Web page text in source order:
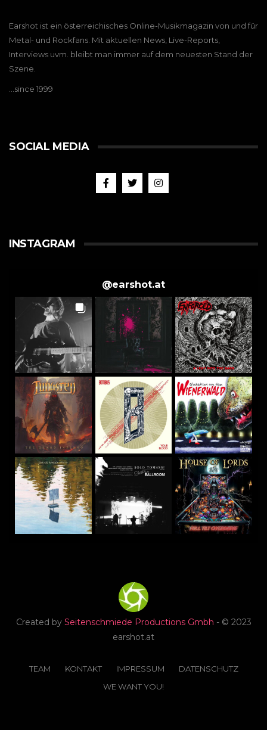
Earshot ist ein österreichisches Online-Musikmagazin von und für
Metal- und Rockfans. Mit aktuellen News, Live-Reports,
Interviews uvm. bleibt man immer auf dem neuesten Stand der
Szene.
…since 1999
SOCIAL MEDIA
INSTAGRAM
@earshot.at
Created by Seitenschmiede Productions Gmbh - © 2023
earshot.at
TEAM KONTAKT IMPRESSUM
DATENSCHUTZ
WE WANT YOU!